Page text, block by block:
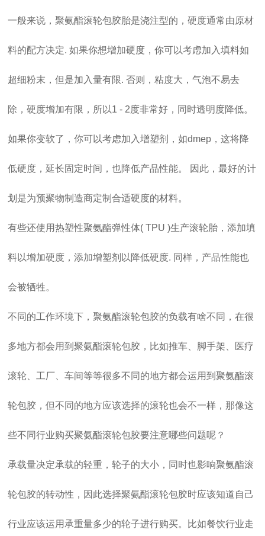
一般来说，聚氨酯滚轮包胶胎是浇注型的，硬度通常由原材
料的配方决定. 如果你想增加硬度，你可以考虑加入填料如
超细粉末，但是加入量有限. 否则，粘度大，气泡不易去
除，硬度增加有限，所以1 - 2度非常好，同时透明度降低。
如果你变软了，你可以考虑加入增塑剂，如dmep，这将降
低硬度，延长固定时间，也降低产品性能。 因此，最好的计
划是为预聚物制造商定制合适硬度的材料。
有些还使用热塑性聚氨酯弹性体( TPU )生产滚轮胎，添加填
料以增加硬度，添加增塑剂以降低硬度. 同样，产品性能也
会被牺牲。
不同的工作环境下，聚氨酯滚轮包胶的负载有啥不同，在很
多地方都会用到聚氨酯滚轮包胶，比如推车、脚手架、医疗
滚轮、工厂、车间等等很多不同的地方都会运用到聚氨酯滚
轮包胶，但不同的地方应该选择的滚轮也会不一样，那像这
些不同行业购买聚氨酯滚轮包胶要注意哪些问题呢？
承载量决定承载的轻重，轮子的大小，同时也影响聚氨酯滚
轮包胶的转动性，因此选择聚氨酯滚轮包胶时应该知道自己
行业应该运用承重量多少的轮子进行购买。比如餐饮行业走